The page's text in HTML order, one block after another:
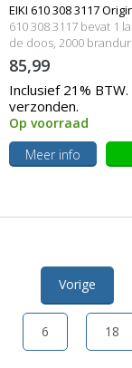
EIKI 610 308 3117
met behuizing
610 308 3117 bevat 1
de doos, 2000
Watt
85,99
Inclusief 21%
verzonden.
Op voorraad
Meer info
Vorige
6 18